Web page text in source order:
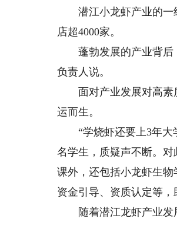
潜江小龙虾产业的一组
店超4000家。
蓬勃发展的产业背后，
负责人说。
面对产业发展对高素
运而生。
“学烧虾还要上3年大学
名学生，质疑声不断。
课外，还包括小龙虾生物
资金引导、资质认定等，
随着潜江龙虾产业发展